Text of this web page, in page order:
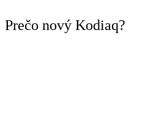
Prečo nový Kodiaq?